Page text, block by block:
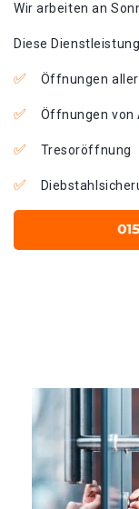
Wir arbeiten an
Diese
Öffnungen
Öffnungen von
Tresoröffnung